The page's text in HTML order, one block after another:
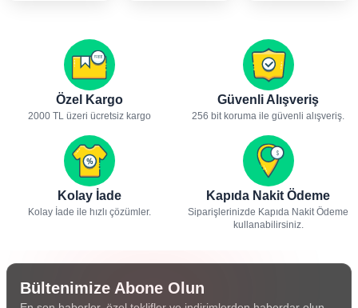
Özel Kargo
2000 TL üzeri ücretsiz kargo
Güvenli Alışveriş
256 bit koruma ile güvenli alışveriş.
Kolay İade
Kolay İade ile hızlı çözümler.
Kapıda Nakit Ödeme
Siparişlerinizde Kapıda Nakit Ödeme
kullanabilirsiniz.
Bültenimize Abone Olun